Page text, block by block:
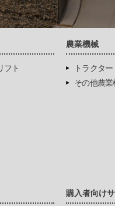
フト
農業機械
トラクター
その他農
購入者向け